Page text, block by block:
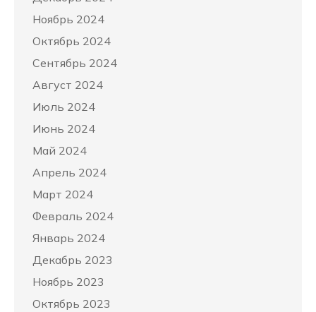
Ноябрь 2024
Октябрь 2024
Сентябрь 2024
Август 2024
Июль 2024
Июнь 2024
Май 2024
Апрель 2024
Март 2024
Февраль 2024
Январь 2024
Декабрь 2023
Ноябрь 2023
Октябрь 2023